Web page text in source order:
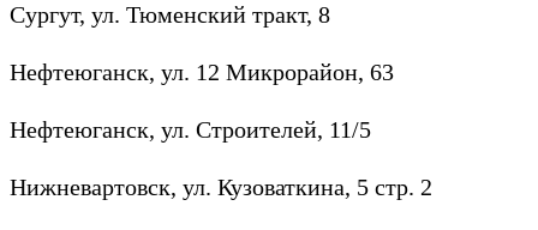
Сургут, ул. Тюменский тракт, 8
Нефтеюганск, ул. 12 Микрорайон, 63
Нефтеюганск, ул. Строителей, 11/5
Нижневартовск, ул. Кузоваткина, 5 стр. 2